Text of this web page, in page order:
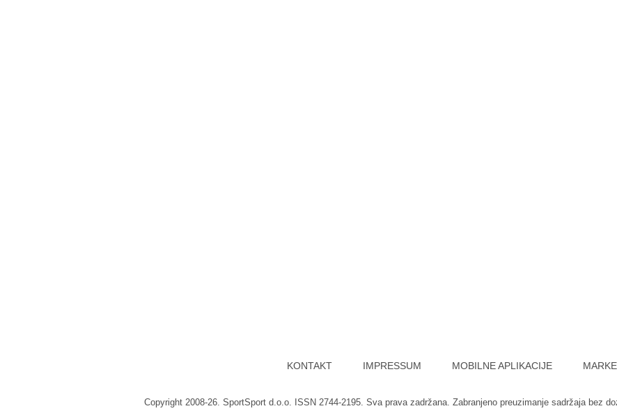
KONTAKT IMPRESSUM MOBILNE APLIKACIJE
Copyright 2008-26. SportSport d.o.o. ISSN 2744-2195. Sva prava zadržana. Zabranjeno preuzimanje sadržaja bez